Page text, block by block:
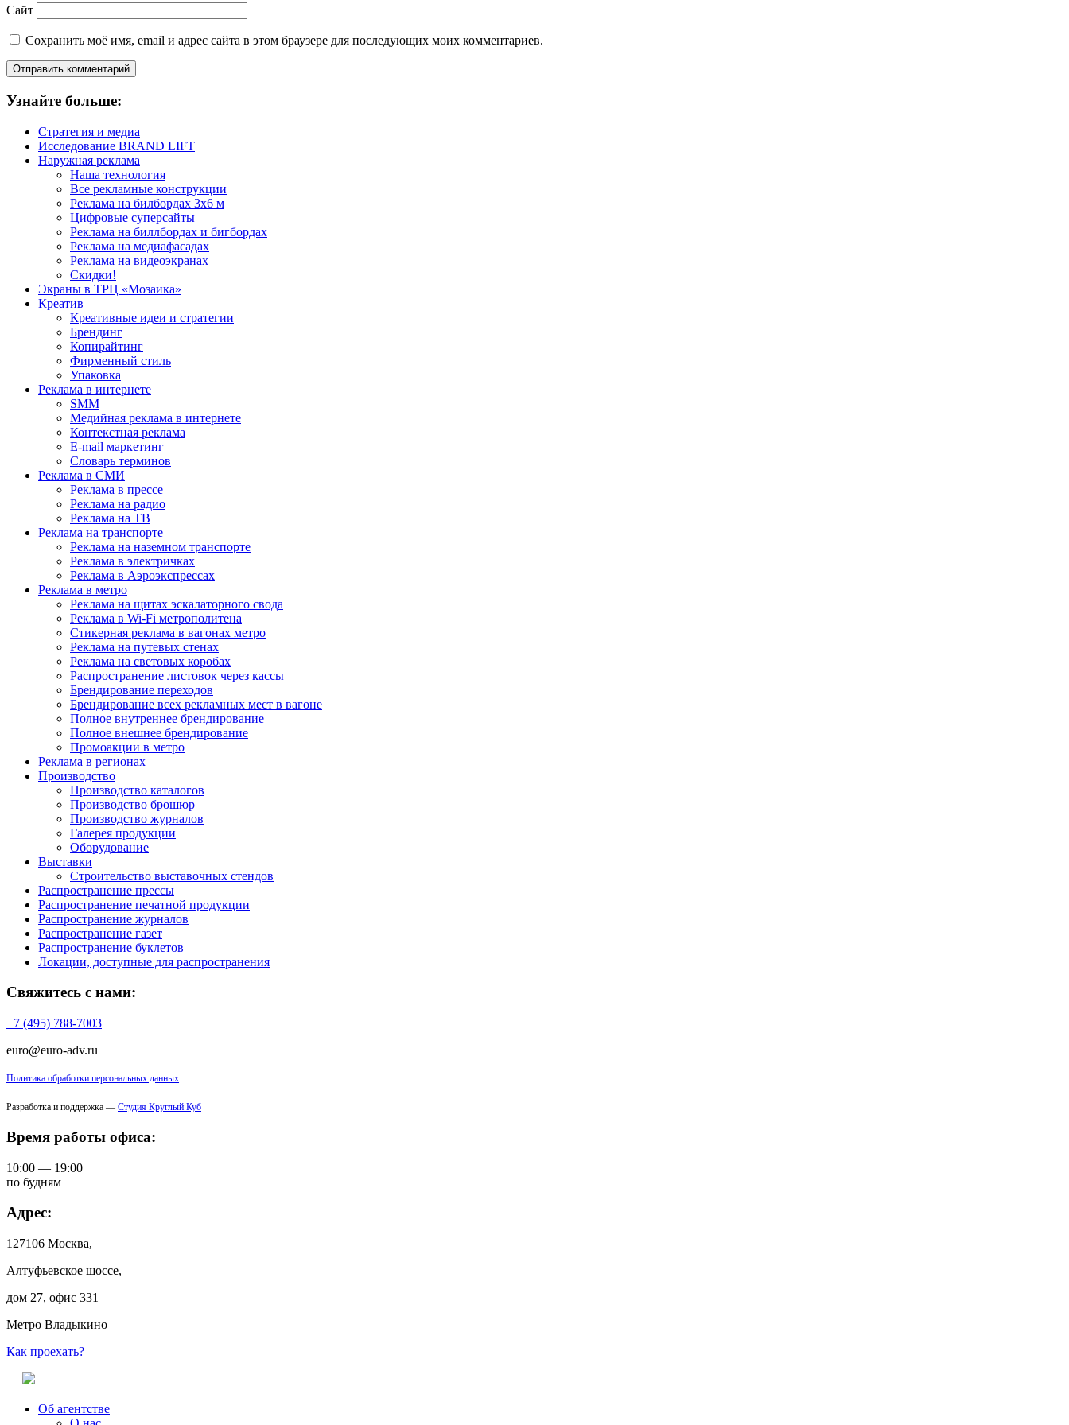
Сайт
Сохранить моё имя, email и адрес сайта в этом браузере для последующих моих комментариев.
Узнайте больше:
Стратегия и медиа
Исследование BRAND LIFT
Наружная реклама
Наша технология
Все рекламные конструкции
Реклама на билбордах 3х6 м
Цифровые суперсайты
Реклама на биллбордах и бигбордах
Реклама на медиафасадах
Реклама на видеоэкранах
Скидки!
Экраны в ТРЦ «Мозаика»
Креатив
Креативные идеи и стратегии
Брендинг
Копирайтинг
Фирменный стиль
Упаковка
Реклама в интернете
SMM
Медийная реклама в интернете
Контекстная реклама
E-mail маркетинг
Словарь терминов
Реклама в СМИ
Реклама в прессе
Реклама на радио
Реклама на ТВ
Реклама на транспорте
Реклама на наземном транспорте
Реклама в электричках
Реклама в Аэроэкспрессах
Реклама в метро
Реклама на щитах эскалаторного свода
Реклама в Wi-Fi метрополитена
Стикерная реклама в вагонах метро
Реклама на путевых стенах
Реклама на световых коробах
Распространение листовок через кассы
Брендирование переходов
Брендирование всех рекламных мест в вагоне
Полное внутреннее брендирование
Полное внешнее брендирование
Промоакции в метро
Реклама в регионах
Производство
Производство каталогов
Производство брошюр
Производство журналов
Галерея продукции
Оборудование
Выставки
Строительство выставочных стендов
Распространение прессы
Распространение печатной продукции
Распространение журналов
Распространение газет
Распространение буклетов
Локации, доступные для распространения
Свяжитесь с нами:
+7 (495) 788-7003
euro@euro-adv.ru
Политика обработки персональных данных
Разработка и поддержка — Студия Круглый Куб
Время работы офиса:
10:00 — 19:00
по будням
Адрес:
127106 Москва,
Алтуфьевское шоссе,
дом 27, офис 331
Метро Владыкино
Как проехать?
Об агентстве